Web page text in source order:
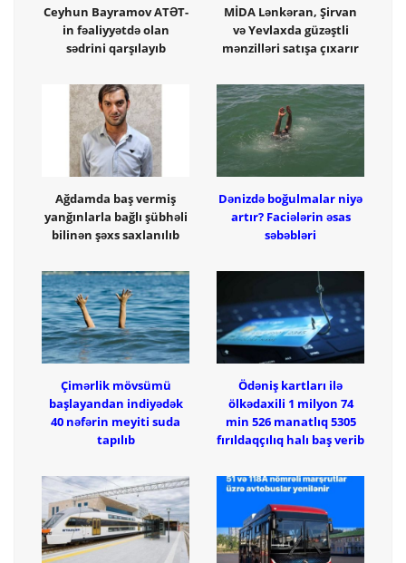
Ceyhun Bayramov ATƏT-
in fəaliyyətdə olan
sədrini qarşılayıb
MİDA Lənkəran, Şirvan
və Yevlaxda güzəştli
mənzilləri satışa çıxarır
Ağdamda baş vermiş
yanğınlarla bağlı şübhəli
bilinən şəxs saxlanılıb
Dənizdə boğulmalar niyə
artır? Faciələrin əsas
səbəbləri
Çimərlik mövsümü
başlayandan indiyədək
40 nəfərin meyiti suda
tapılıb
Ödəniş kartları ilə
ölkədaxili 1 milyon 74
min 526 manatlıq 5305
fırıldaqçılıq halı baş verib